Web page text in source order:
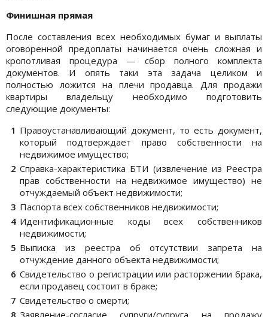
Финишная прямая
После составления всех необходимых бумаг и выплаты
оговоренной предоплаты начинается очень сложная и
кропотливая процедура — сбор полного комплекта
документов. И опять таки эта задача целиком и
полностью ложится на плечи продавца. Для продажи
квартиры владельцу необходимо подготовить
следующие документы:
Правоустанавливающий документ, то есть документ,
который подтверждает право собственности на
недвижимое имущество;
Справка-характеристика БТИ (извлечение из Реестра
прав собственности на недвижимое имущество) не
отчуждаемый объект недвижимости;
Паспорта всех собственников недвижимости;
Идентификационные коды всех собственников
недвижимости;
Выписка из реестра об отсутствии запрета на
отчуждение данного объекта недвижимости;
Свидетельство о регистрации или расторжении брака,
если продавец состоит в браке;
Свидетельство о смерти;
Заявление-согласие супруги/супруга на продажу